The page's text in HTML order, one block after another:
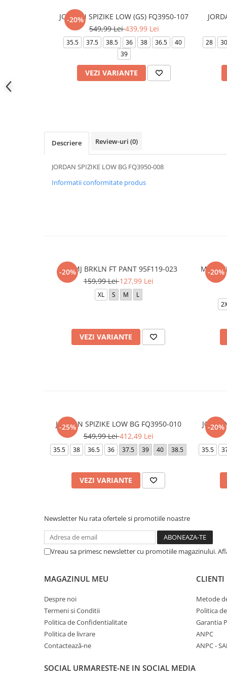
-20%
JORDAN SPIZIKE LOW (GS) FQ3950-107
549,99 Lei439,99 Lei
35.5 37.5 38.5 36 38 36.5
40
39
VEZI VARIANTE
28 30
Descriere Review-uri (0)
JORDAN SPIZIKE LOW BG FQ3950-008
Informatii conformitate produs
-20%
JDB MJ BRKLN FT PANT 95F119-023
159,99 Lei127,99 Lei
XL S M L
VEZI VARIANTE
-20%
M NK
-25%
JORDAN SPIZIKE LOW BG FQ3950-010
549,99 Lei412,49 Lei
35.5 38 36.5 36 37.5 39 40 38.5
VEZI VARIANTE
-20%
35.5
Newsletter Nu rata ofertele si promotiile noastre
Vreau sa primesc newsletter cu promotiile magazinului.
MAGAZINUL MEU
Despre noi
Termeni si Conditii
Politica de Confidentialitate
Politica de livrare
Contactează-ne
CLIENTI
Metode
Politica
Garantia
ANPC
ANPC -
SOCIAL URMARESTE-NE IN SOCIAL MEDIA